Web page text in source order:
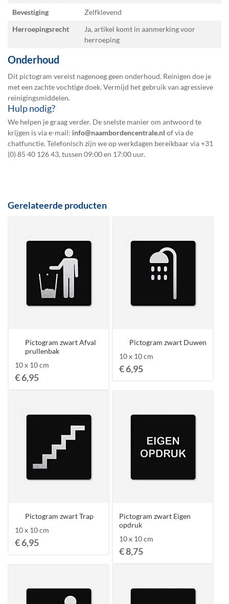
Bevestiging
Zelfklevend
Herroepingsrecht
Ja, artikel komt in aanmerking voor
herroeping
Onderhoud
Dit pictogram vereist nagenoeg geen onderhoud. Reinigen doe je
met een zachte vochtige doek. Vermijd het gebruik van agressieve
reinigingsmiddelen.
Hulp nodig?
We helpen je graag verder. De snelste manier om antwoord te
krijgen is via e-mail: info@naambordencentrale.nl of via de
chatfunctie. Telefonisch zijn we op werkdagen bereikbaar via+31
(0) 85 40 126 43, tussen 09:00 en 17:00 uur.
Gerelateerde producten
Pictogram zwart Afval
prullenbak
10 x 10 cm
€ 6,95
Pictogram zwart Duwen
10 x 10 cm
€ 6,95
Pictogram zwart Trap
10 x 10 cm
€ 6,95
Pictogram zwart Eigen
opdruk
10 x 10 cm
€ 8,75